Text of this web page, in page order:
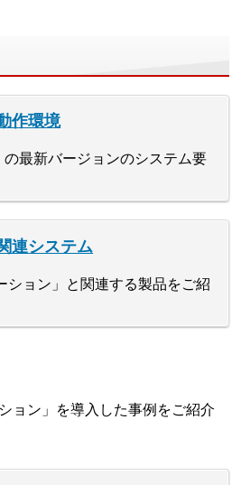
作環境
の最新バージョンのシステム要
連システム
ション」と関連する製品をご紹
ョン」を導入した事例をご紹介